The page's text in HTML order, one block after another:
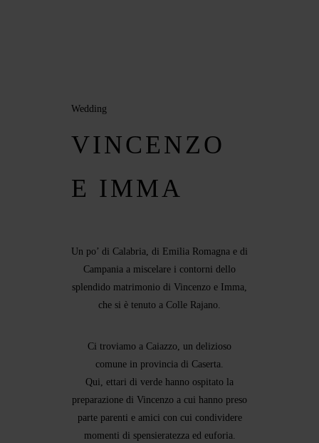
Wedding
VINCENZO
E IMMA
Un po’ di Calabria, di Emilia Romagna e di
Campania a miscelare i contorni dello
splendido matrimonio di Vincenzo e Imma,
che si è tenuto a Colle Rajano.
Ci troviamo a Caiazzo, un delizioso
comune in provincia di Caserta.
Qui, ettari di verde hanno ospitato la
preparazione di Vincenzo a cui hanno preso
parte parenti e amici con cui condividere
momenti di spensieratezza ed euforia.
CONTACT
PORTFOLIOS
JOHN & LIZA
VICTOR & ASHLEY
HARRY & JANE